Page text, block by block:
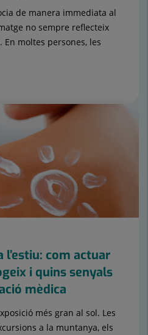
de manera immediata al
no sempre reflecteix
moltes persones, les
l’estiu: com actuar
i quins senyals
mèdica
més gran al sol. Les
a la muntanya, els